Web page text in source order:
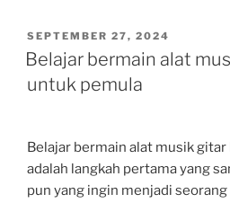
POSTED
ON
SEPTEMBER 27, 2024
Belajar bermain alat
untuk pemula
Belajar bermain alat musik
adalah langkah pertama yang
pun yang ingin menjadi